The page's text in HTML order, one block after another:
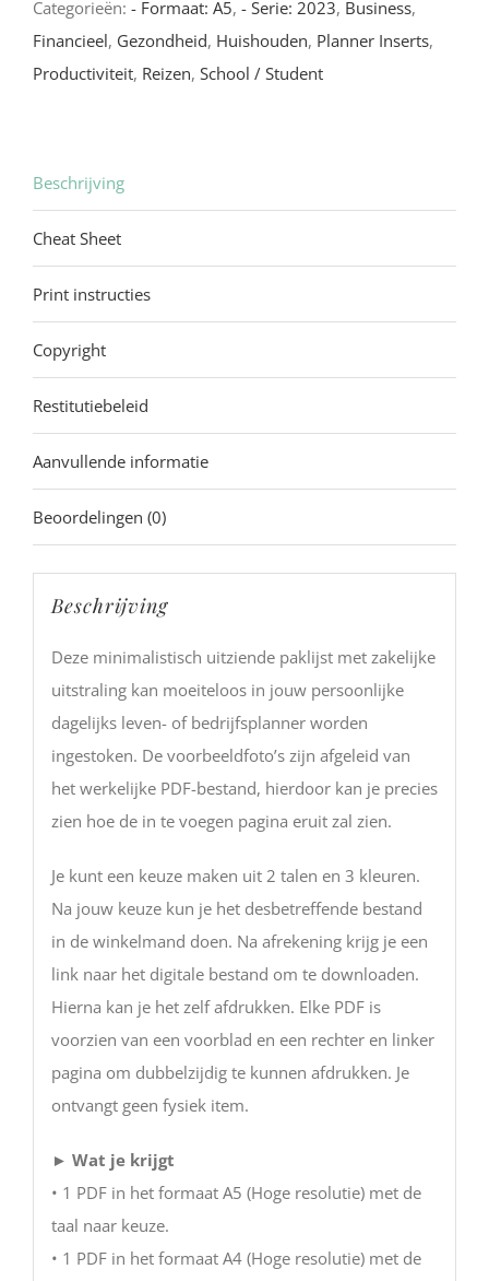
Categorieën: - Formaat: A5, - Serie: 2023, Business,
Financieel, Gezondheid, Huishouden, Planner Inserts,
Productiviteit, Reizen, School / Student
Beschrijving
Cheat Sheet
Print instructies
Copyright
Restitutiebeleid
Aanvullende informatie
Beoordelingen (0)
Beschrijving
Deze minimalistisch uitziende paklijst met zakelijke
uitstraling kan moeiteloos in jouw persoonlijke
dagelijks leven- of bedrijfsplanner worden
ingestoken. De voorbeeldfoto’s zijn afgeleid van
het werkelijke PDF-bestand, hierdoor kan je precies
zien hoe de in te voegen pagina eruit zal zien.
Je kunt een keuze maken uit 2 talen en 3 kleuren.
Na jouw keuze kun je het desbetreffende bestand
in de winkelmand doen. Na afrekening krijg je een
link naar het digitale bestand om te downloaden.
Hierna kan je het zelf afdrukken. Elke PDF is
voorzien van een voorblad en een rechter en linker
pagina om dubbelzijdig te kunnen afdrukken. Je
ontvangt geen fysiek item.
► Wat je krijgt
• 1 PDF in het formaat A5 (Hoge resolutie) met de
taal naar keuze.
• 1 PDF in het formaat A4 (Hoge resolutie) met de